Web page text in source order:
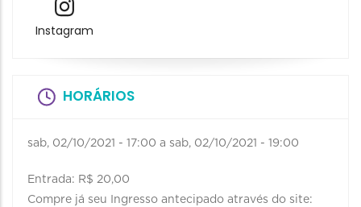
Instagram
HORÁRIOS
sab, 02/10/2021 - 17:00 a sab, 02/10/2021 - 19:00
Entrada: R$ 20,00
Compre já seu Ingresso antecipado através do site: